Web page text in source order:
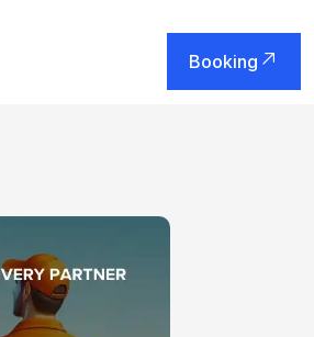
Booking